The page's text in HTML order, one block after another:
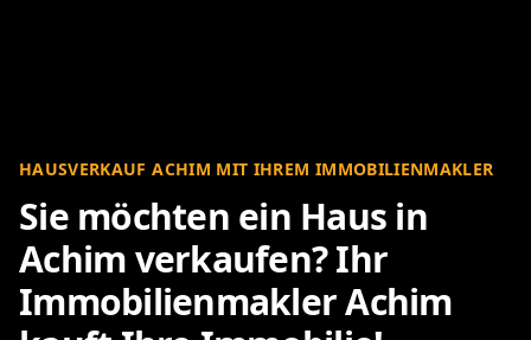
HAUSVERKAUF ACHIM MIT IHREM IMMOBILIENMAKLER
Sie möchten ein Haus in
Achim verkaufen? Ihr
Immobilienmakler Achim